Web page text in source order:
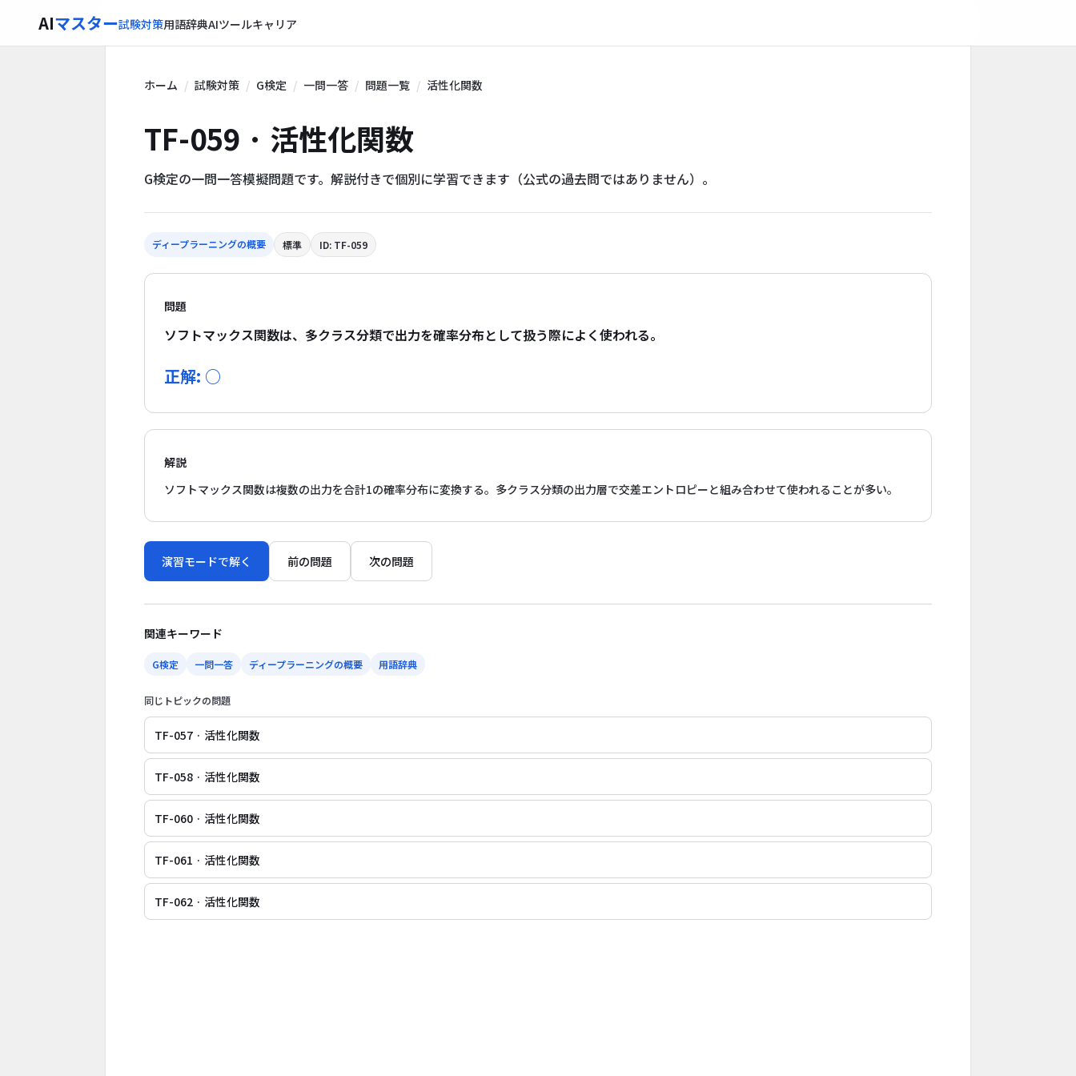
AIマスター試験対策用語辞典AIツールキャリア
ホーム 試験対策 G検定 一問一答 問題一覧 活性化関数
TF-059 · 活性化関数
G検定の一問一答模擬問題です。解説付きで個別に学習できます（公式の過去問ではありません）。
ディープラーニングの概要 標準 ID: TF-059
問題
ソフトマックス関数は、多クラス分類で出力を確率分布として扱う際によく使われる。
正解: ○
解説
ソフトマックス関数は複数の出力を合計1の確率分布に変換する。多クラス分類の出力層で交差エントロピーと組み合わせて使われることが多い。
演習モードで解く 前の問題 次の問題
関連キーワード
G検定 一問一答 ディープラーニングの概要 用語辞典
同じトピックの問題
TF-057 · 活性化関数
TF-058 · 活性化関数
TF-060 · 活性化関数
TF-061 · 活性化関数
TF-062 · 活性化関数